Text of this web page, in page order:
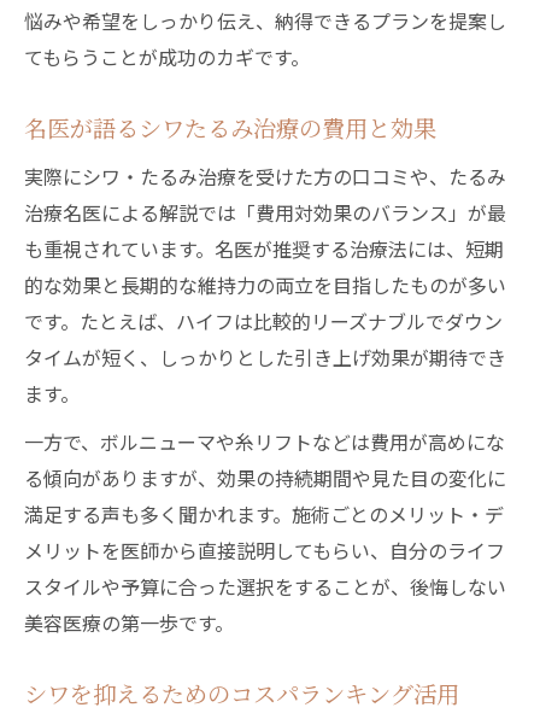
悩みや希望をしっかり伝え、納得できるプランを提案し
てもらうことが成功のカギです。
名医が語るシワたるみ治療の費用と効果
実際にシワ・たるみ治療を受けた方の口コミや、たるみ
治療名医による解説では「費用対効果のバランス」が最
も重視されています。名医が推奨する治療法には、短期
的な効果と長期的な維持力の両立を目指したものが多い
です。たとえば、ハイフは比較的リーズナブルでダウン
タイムが短く、しっかりとした引き上げ効果が期待でき
ます。
一方で、ボルニューマや糸リフトなどは費用が高めにな
る傾向がありますが、効果の持続期間や見た目の変化に
満足する声も多く聞かれます。施術ごとのメリット・デ
メリットを医師から直接説明してもらい、自分のライフ
スタイルや予算に合った選択をすることが、後悔しない
美容医療の第一歩です。
シワを抑えるためのコスパランキング活用